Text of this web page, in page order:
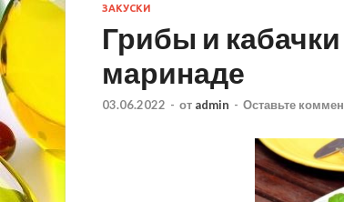
ЗАКУСКИ
Грибы и
маринаде
03.06.2022 - от admin - Оставьте